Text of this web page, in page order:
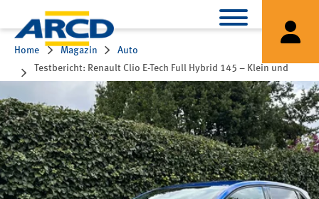
Home Magazin
Auto
Testbericht: Renault Clio E-Tech Full Hybrid 145 – Klein und